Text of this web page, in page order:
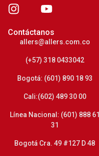
Contáctanos
allers@allers.com.co
(+57) 318 0433042
Bogotá: (601) 890 18 93
Cali:(602) 489 30 00
Línea Nacional: (601) 888 61
31
Bogotá Cra. 49 #127 D 48